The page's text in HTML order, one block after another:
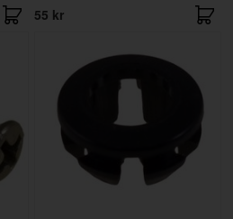
55 kr